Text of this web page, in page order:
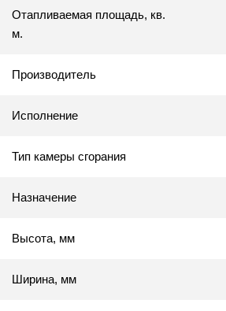
Отапливаемая площадь, кв.
м.
Производитель
Исполнение
Тип камеры сгорания
Назначение
Высота, мм
Ширина, мм